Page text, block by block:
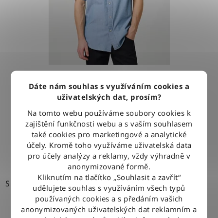
Dáte nám souhlas s využíváním cookies a
uživatelských dat, prosím?
Na tomto webu používáme soubory cookies k
zajištění funkčnosti webu a s vaším souhlasem
také cookies pro marketingové a analytické
účely. Kromě toho využíváme uživatelská data
pro účely analýzy a reklamy, vždy výhradně v
anonymizované formě.
Kliknutím na tlačítko „Souhlasit a zavřít“
udělujete souhlas s využíváním všech typů
používaných cookies a s předáním vašich
anonymizovaných uživatelských dat reklamním a
1 279 Kč
DETAIL
S